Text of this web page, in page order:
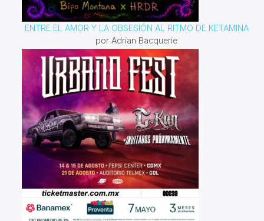
ENTRE EL AMOR Y LA OBSESIÓN AL RITMO DE KETAMINA
por Adrian Bacquerie